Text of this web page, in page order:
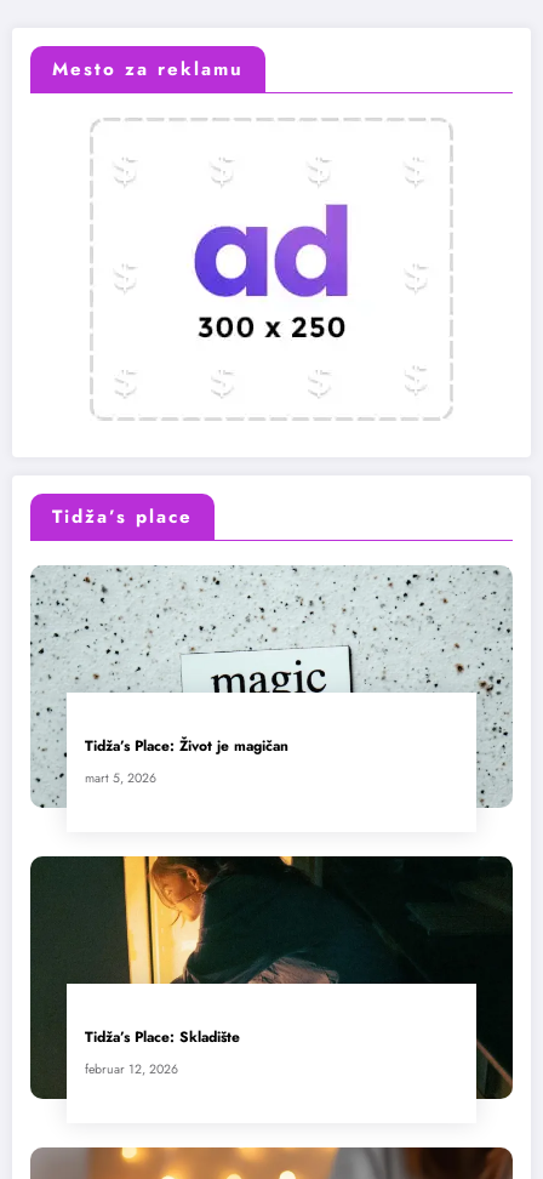
Mesto za reklamu
Tidža’s place
Tidža’s Place: Život je magičan
mart 5, 2026
Tidža’s Place: Skladište
februar 12, 2026